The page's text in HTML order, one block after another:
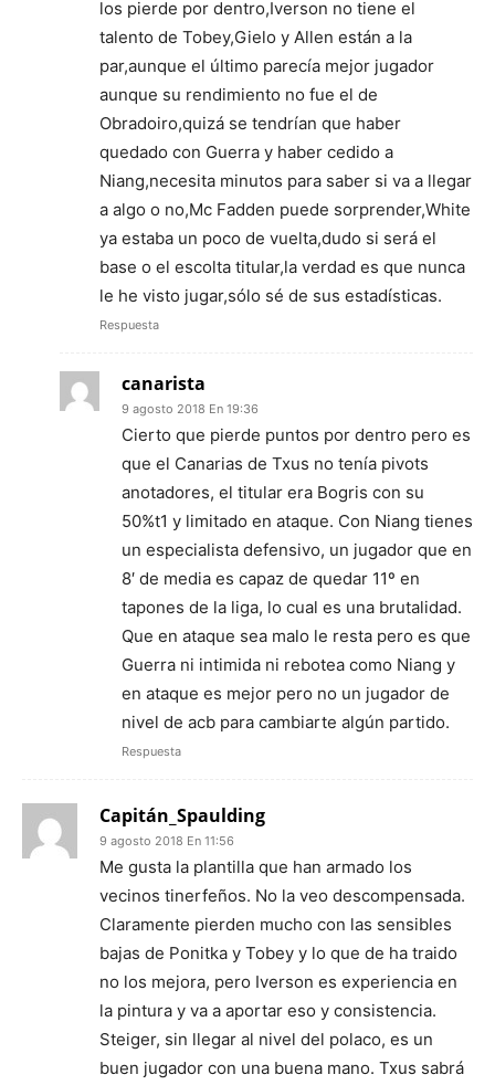
los pierde por dentro,Iverson no tiene el
talento de Tobey,Gielo y Allen están a la
par,aunque el último parecía mejor jugador
aunque su rendimiento no fue el de
Obradoiro,quizá se tendrían que haber
quedado con Guerra y haber cedido a
Niang,necesita minutos para saber si va a llegar
a algo o no,Mc Fadden puede sorprender,White
ya estaba un poco de vuelta,dudo si será el
base o el escolta titular,la verdad es que nunca
le he visto jugar,sólo sé de sus estadísticas.
Respuesta
canarista
9 agosto 2018 En 19:36
Cierto que pierde puntos por dentro pero es
que el Canarias de Txus no tenía pivots
anotadores, el titular era Bogris con su
50%t1 y limitado en ataque. Con Niang tienes
un especialista defensivo, un jugador que en
8′ de media es capaz de quedar 11º en
tapones de la liga, lo cual es una brutalidad.
Que en ataque sea malo le resta pero es que
Guerra ni intimida ni rebotea como Niang y
en ataque es mejor pero no un jugador de
nivel de acb para cambiarte algún partido.
Respuesta
Capitán_Spaulding
9 agosto 2018 En 11:56
Me gusta la plantilla que han armado los
vecinos tinerfeños. No la veo descompensada.
Claramente pierden mucho con las sensibles
bajas de Ponitka y Tobey y lo que de ha traido
no los mejora, pero Iverson es experiencia en
la pintura y va a aportar eso y consistencia.
Steiger, sin llegar al nivel del polaco, es un
buen jugador con una buena mano. Txus sabrá